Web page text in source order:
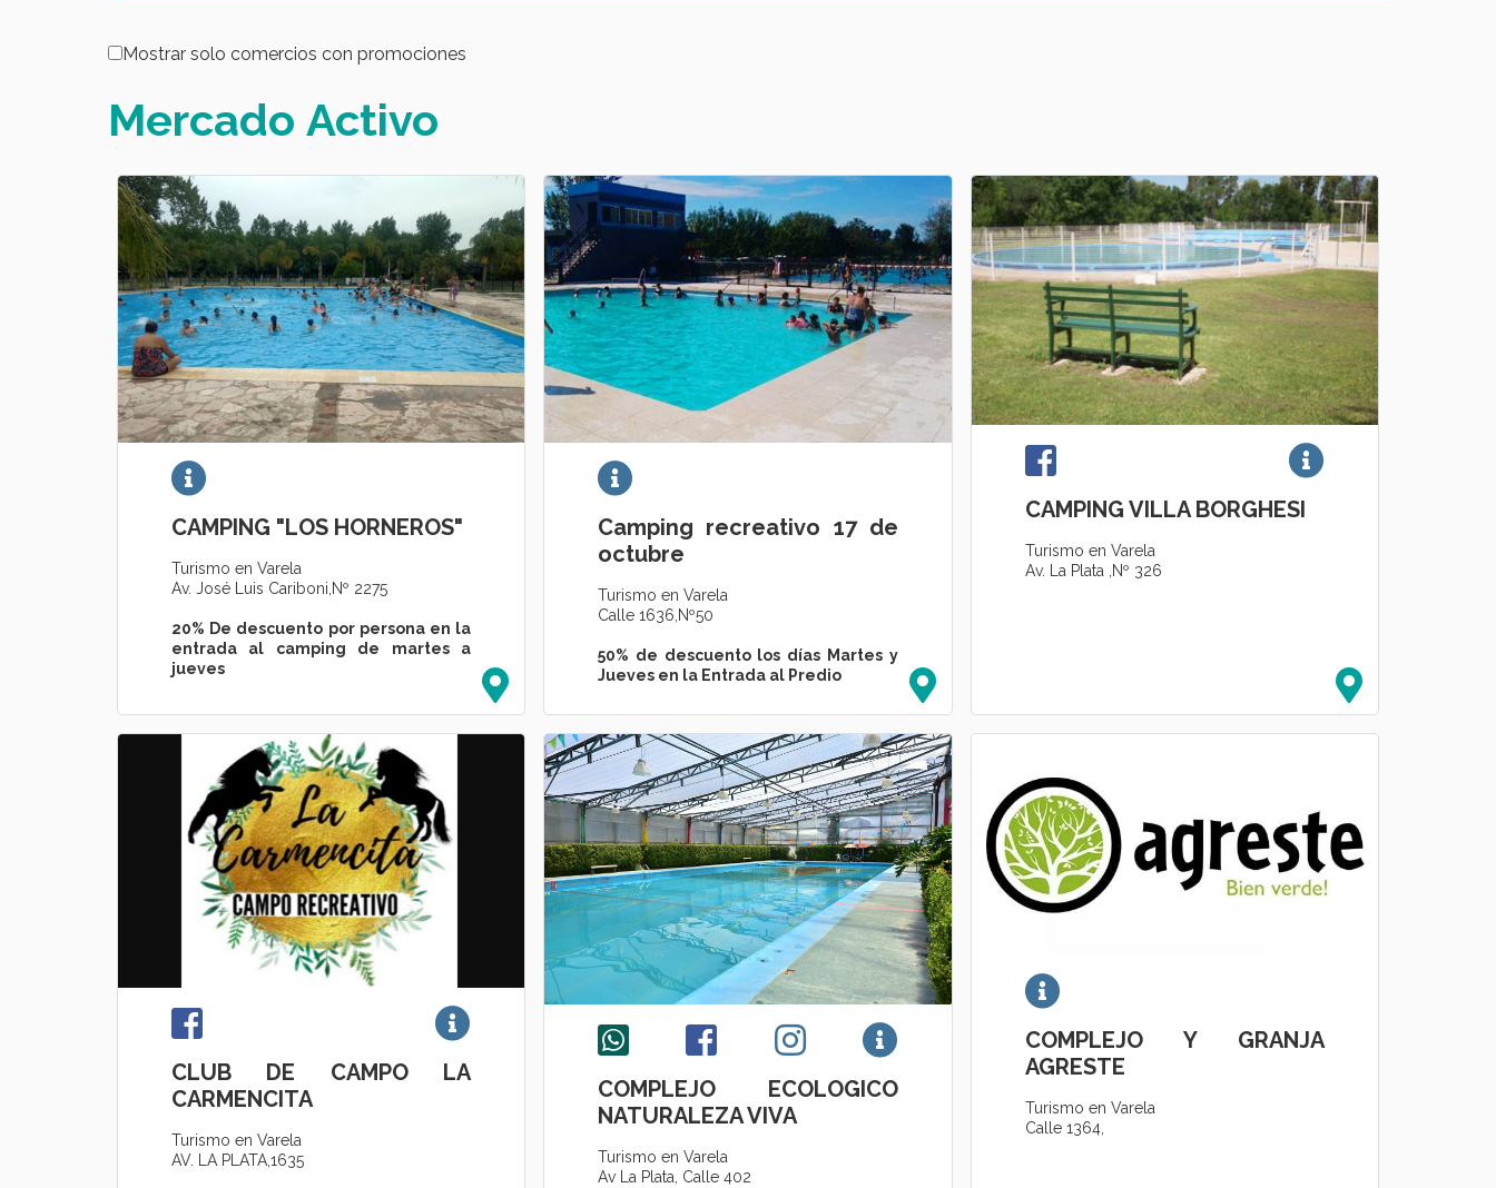
Mostrar solo comercios con promociones
Mercado Activo
CAMPING "LOS HORNEROS"
Turismo en Varela
Av. José Luis Cariboni,Nº 2275
20% De descuento por persona en la
entrada al camping de martes a
jueves
Camping recreativo 17 de
octubre
Turismo en Varela
Calle 1636,Nº50
50% de descuento los días Martes y
Jueves en la Entrada al Predio
CAMPING VILLA BORGHESI
Turismo en Varela
Av. La Plata ,Nº 326
CLUB DE CAMPO LA
CARMENCITA
Turismo en Varela
AV. LA PLATA,1635
COMPLEJO ECOLOGICO
NATURALEZA VIVA
Turismo en Varela
Av La Plata, Calle 402
COMPLEJO Y GRANJA
AGRESTE
Turismo en Varela
Calle 1364,